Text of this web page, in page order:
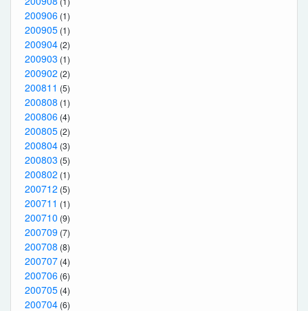
200906 (1)
200905 (1)
200904 (2)
200903 (1)
200902 (2)
200811 (5)
200808 (1)
200806 (4)
200805 (2)
200804 (3)
200803 (5)
200802 (1)
200712 (5)
200711 (1)
200710 (9)
200709 (7)
200708 (8)
200707 (4)
200706 (6)
200705 (4)
200704 (6)